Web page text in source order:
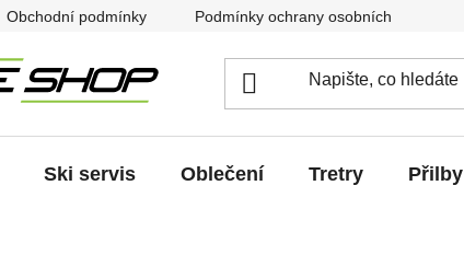
Obchodní podmínky Podmínky ochrany osobních údajů
Ski servis Oblečení Tretry Přilby